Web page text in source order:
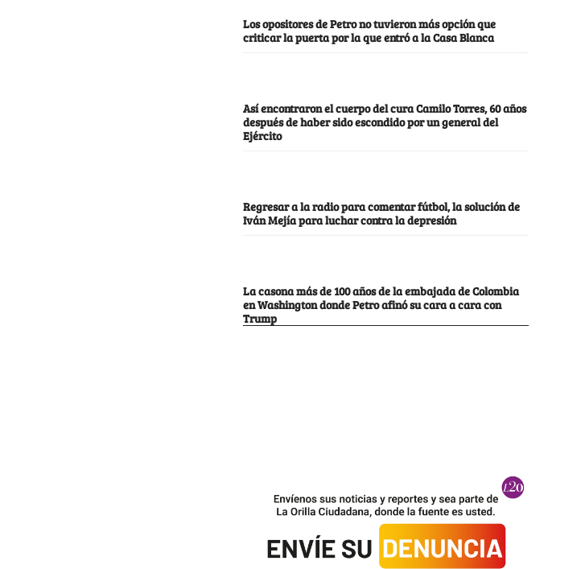
Los opositores de Petro no tuvieron más opción que
criticar la puerta por la que entró a la Casa Blanca
Así encontraron el cuerpo del cura Camilo Torres, 60 años
después de haber sido escondido por un general del
Ejército
Regresar a la radio para comentar fútbol, la solución de
Iván Mejía para luchar contra la depresión
La casona más de 100 años de la embajada de Colombia
en Washington donde Petro afinó su cara a cara con
Trump